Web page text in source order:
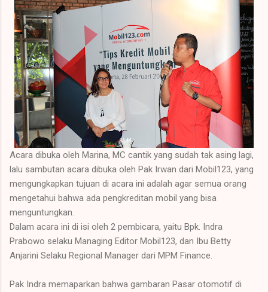
Acara dibuka oleh Marina, MC cantik yang sudah tak asing lagi,
lalu sambutan acara dibuka oleh Pak Irwan dari Mobil123, yang
mengungkapkan tujuan di acara ini adalah agar semua orang
mengetahui bahwa ada pengkreditan mobil yang bisa
menguntungkan.
Dalam acara ini di isi oleh 2 pembicara, yaitu Bpk. Indra
Prabowo selaku Managing Editor Mobil123, dan Ibu Betty
Anjarini Selaku Regional Manager dari MPM Finance.
Pak Indra memaparkan bahwa gambaran Pasar otomotif di